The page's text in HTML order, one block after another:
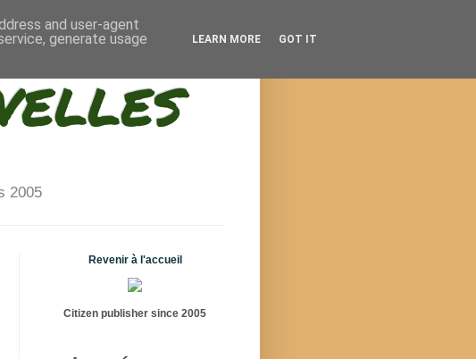
2005
Revenir à l'accueil
Citizen publisher since 2005
and user-agent
generate usage
LEARN MORE GOT IT